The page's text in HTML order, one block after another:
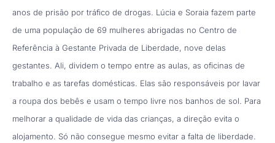
anos de prisão por tráfico de drogas. Lúcia e Soraia fazem parte
de uma população de 69 mulheres abrigadas no Centro de
Referência à Gestante Privada de Liberdade, nove delas
gestantes. Ali, dividem o tempo entre as aulas, as oficinas de
trabalho e as tarefas domésticas. Elas são responsáveis por lavar
a roupa dos bebês e usam o tempo livre nos banhos de sol. Para
melhorar a qualidade de vida das crianças, a direção evita o
alojamento. Só não consegue mesmo evitar a falta de liberdade.